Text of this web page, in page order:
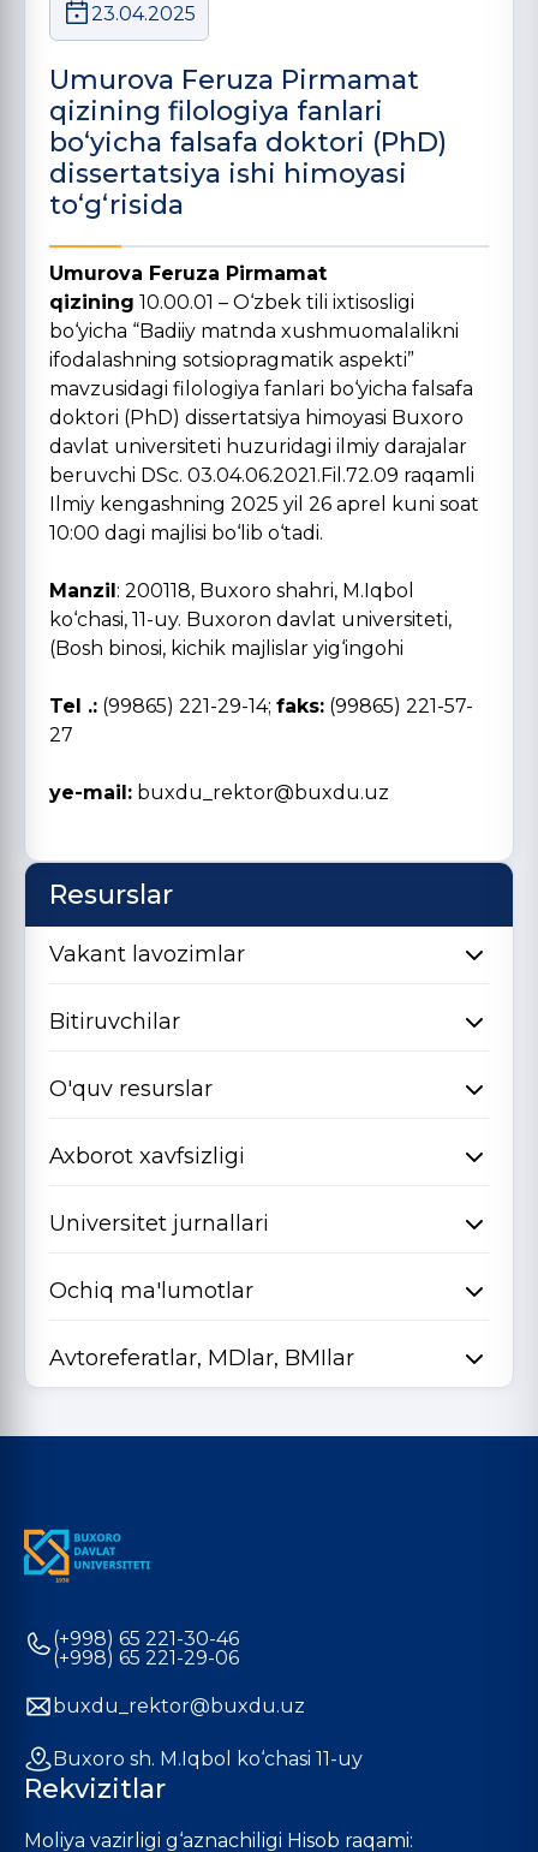
23.04.2025
Umurova Feruza Pirmamat
qizining filologiya fanlari
bo‘yicha falsafa doktori (PhD)
dissertatsiya ishi himoyasi
to‘g‘risida
Umurova Feruza Pirmamat
qizining 10.00.01 – O‘zbek tili ixtisosligi
bo‘yicha “Badiiy matnda xushmuomalalikni
ifodalashning sotsiopragmatik aspekti”
mavzusidagi filologiya fanlari bo‘yicha falsafa
doktori (PhD) dissertatsiya himoyasi Buxoro
davlat universiteti huzuridagi ilmiy darajalar
beruvchi DSc. 03.04.06.2021.Fil.72.09 raqamli
Ilmiy kengashning 2025 yil 26 aprel kuni soat
10:00 dagi majlisi bo‘lib o‘tadi.
Manzil: 200118, Buxoro shahri, M.Iqbol
ko‘chasi, 11-uy. Buxoron davlat universiteti,
(Bosh binosi, kichik majlislar yig‘ingohi
Tel .: (99865) 221-29-14; faks: (99865) 221-57-
27
ye-mail: buxdu_rektor@buxdu.uz
Resurslar
Vakant lavozimlar
Bitiruvchilar
O'quv resurslar
Axborot xavfsizligi
Universitet jurnallari
Ochiq ma'lumotlar
Avtoreferatlar, MDlar, BMIlar
(+998) 65 221-30-46
(+998) 65 221-29-06
buxdu_rektor@buxdu.uz
Buxoro sh. M.Iqbol ko‘chasi 11-uy
Rekvizitlar
Moliya vazirligi g‘aznachiligi Hisob raqami: